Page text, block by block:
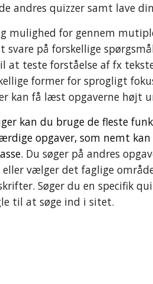
andres quizzer samt lave
mulighed for gennem
svare på forskellige
at teste forståelse af fx
former for sprogligt
kan få læst opgaverne højt
kan du bruge de fleste
opgaver, som nemt kan
Du søger på andres
eller vælger det faglige
Søger du en specifik
til at søge ind i sitet.